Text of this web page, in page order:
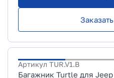
Артикул TUR.V1.B
Багажник Turtle для